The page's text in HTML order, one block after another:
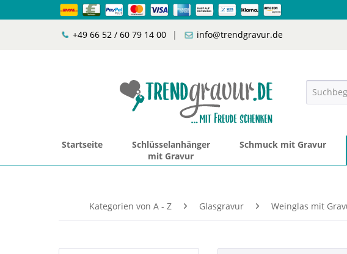
+49 66 52 / 60 79 14 00 | info@trendgravur.de
Startseite
Schlüsselanhänger
mit Gravur
Schmuck mit Gravur
Kategorien von A - Z Glasgravur Weinglas mit